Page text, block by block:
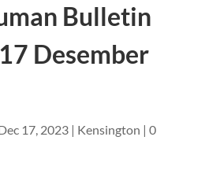
Bulletin
Desember
17, 2023| Kensington | 0